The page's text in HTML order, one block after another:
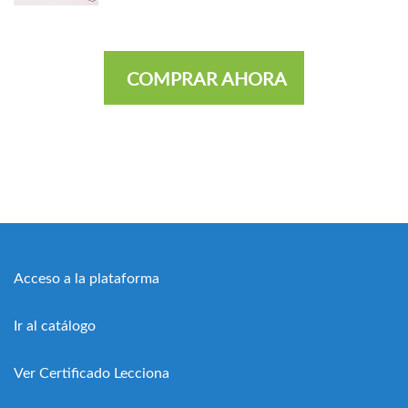
COMPRAR AHORA
Acceso a la plataforma
Ir al catálogo
Ver Certificado Lecciona